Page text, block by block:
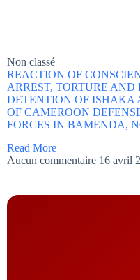
Non classé
REACTION OF
ARREST, TORTURE
DETENTION OF ISHAKA
OF CAMEROON
FORCES IN BAMENDA,
Read More
Aucun commentaire 16 avril